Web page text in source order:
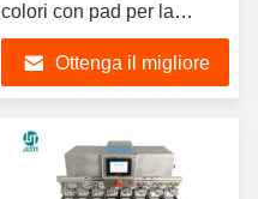
colori con pad per la
stampa di cappelli rigidi
Assorbente di hockey
Puck Lego
Ottenga il migliore